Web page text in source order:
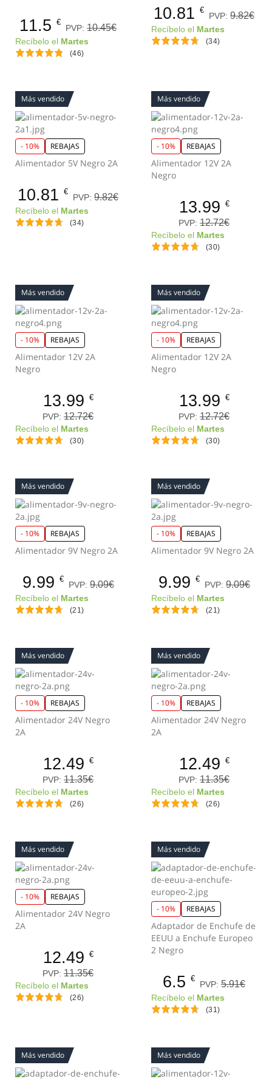
11.5 €
PVP: 10.45€
Recíbelo el Martes
(46)
10.81 €
PVP: 9.82€
Recíbelo el Martes
(34)
Más vendido
- 10% REBAJAS
Alimentador 5V Negro 2A
10.81 €
PVP: 9.82€
Recíbelo el Martes
(34)
Más vendido
- 10% REBAJAS
Alimentador 12V 2A
Negro
13.99 €
PVP: 12.72€
Recíbelo el Martes
(30)
Más vendido
- 10% REBAJAS
Alimentador 12V 2A
Negro
13.99 €
PVP: 12.72€
Recíbelo el Martes
(30)
Más vendido
- 10% REBAJAS
Alimentador 12V 2A
Negro
13.99 €
PVP: 12.72€
Recíbelo el Martes
(30)
Más vendido
- 10% REBAJAS
Alimentador 9V Negro 2A
9.99 €
PVP: 9.09€
Recíbelo el Martes
(21)
Más vendido
- 10% REBAJAS
Alimentador 9V Negro 2A
9.99 €
PVP: 9.09€
Recíbelo el Martes
(21)
Más vendido
- 10% REBAJAS
Alimentador 24V Negro
2A
12.49 €
PVP: 11.35€
Recíbelo el Martes
(26)
Más vendido
- 10% REBAJAS
Alimentador 24V Negro
2A
12.49 €
PVP: 11.35€
Recíbelo el Martes
(26)
Más vendido
- 10% REBAJAS
Alimentador 24V Negro
2A
12.49 €
PVP: 11.35€
Recíbelo el Martes
(26)
Más vendido
- 10% REBAJAS
Adaptador de Enchufe de
EEUU a Enchufe Europeo
2 Negro
6.5 €
PVP: 5.91€
Recíbelo el Martes
(31)
Más vendido Más vendido